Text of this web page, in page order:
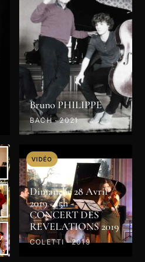
Bruno PHILIPPE
BACH · 2021
VIDÉO
Dimanche 28 Avril
2019 - 15h -
CONCERT DES
REVELATIONS 2019
COLETTI · 2019